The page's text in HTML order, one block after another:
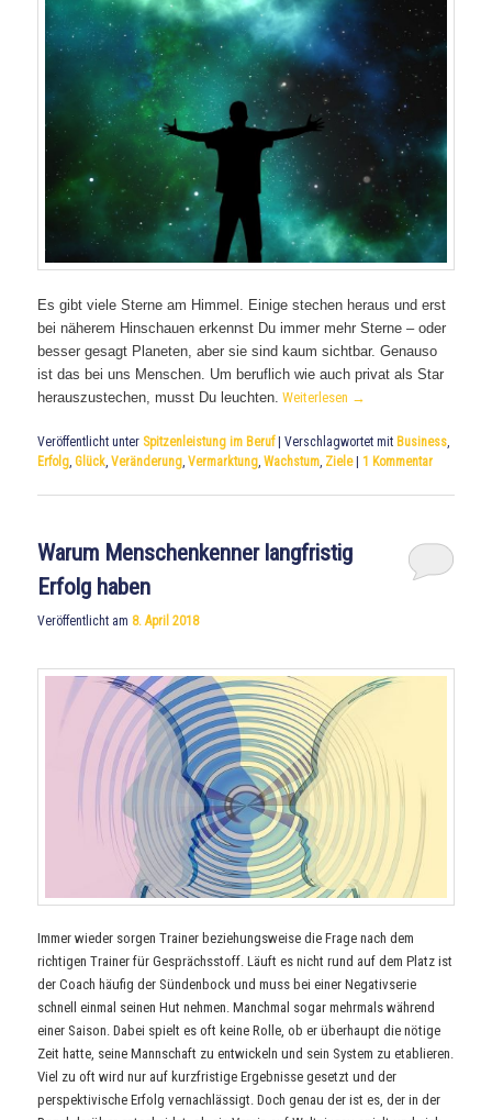
Es gibt viele Sterne am Himmel. Einige stechen heraus und erst
bei näherem Hinschauen erkennst Du immer mehr Sterne – oder
besser gesagt Planeten, aber sie sind kaum sichtbar. Genauso
ist das bei uns Menschen. Um beruflich wie auch privat als Star
herauszustechen, musst Du leuchten. Weiterlesen →
Veröffentlicht unter Spitzenleistung im Beruf |Verschlagwortet mit Business,
Erfolg,Glück,Veränderung,Vermarktung,Wachstum, Ziele |1 Kommentar
Warum Menschenkenner langfristig
Erfolg haben
Veröffentlicht am 8. April 2018
Immer wieder sorgen Trainer beziehungsweise die Frage nach dem
richtigen Trainer für Gesprächsstoff. Läuft es nicht rund auf dem Platz ist
der Coach häufig der Sündenbock und muss bei einer Negativserie
schnell einmal seinen Hut nehmen. Manchmal sogar mehrmals während
einer Saison. Dabei spielt es oft keine Rolle, ob er überhaupt die nötige
Zeit hatte, seine Mannschaft zu entwickeln und sein System zu etablieren.
Viel zu oft wird nur auf kurzfristige Ergebnisse gesetzt und der
perspektivische Erfolg vernachlässigt. Doch genau der ist es, der in der